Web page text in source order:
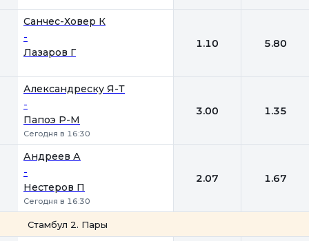
Санчес-Ховер К
-
Лазаров Г
1.10 5.80
Александреску Я-Т
-
Папоэ Р-М
Сегодня в 16:30
3.00 1.35
Андреев А
-
Нестеров П
Сегодня в 16:30
2.07 1.67
Стамбул 2. Пары